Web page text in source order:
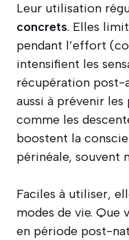
Leur utilisation
concrets. Elles
pendant l’effort
intensifient les
récupération post-
aussi à prévenir les
comme les
boostent la
périnéale, souvent
Faciles à utiliser,
modes de vie. Que
en période post-